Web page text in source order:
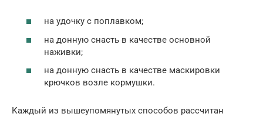
на удочку с поплавком;
на донную снасть в качестве основной
наживки;
на донную снасть в качестве маскировки
крючков возле кормушки.
Каждый из вышеупомянутых способов рассчитан